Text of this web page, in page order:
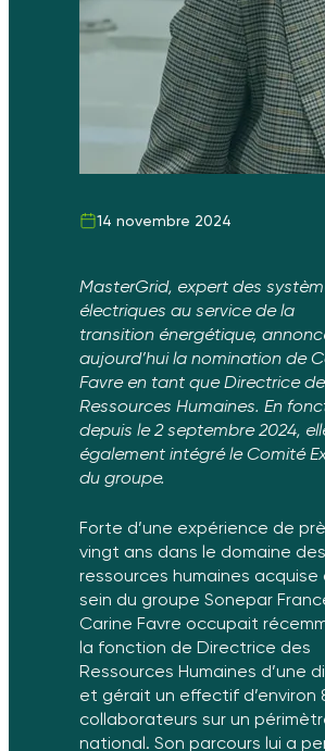
14 novembre 2024
MasterGrid, expert des
électriques au service de la
transition énergétique,
aujourd’hui la nomination de
Favre en tant que Directrice
Ressources Humaines. En
depuis le 2 septembre 2024,
également intégré le Comité
du groupe.
Forte d’une expérience de
vingt ans dans le domaine des
ressources humaines acquise
sein du groupe Sonepar
Carine Favre occupait
la fonction de Directrice des
Ressources Humaines d’une
et gérait un effectif d’environ
collaborateurs sur un
national. Son parcours lui a